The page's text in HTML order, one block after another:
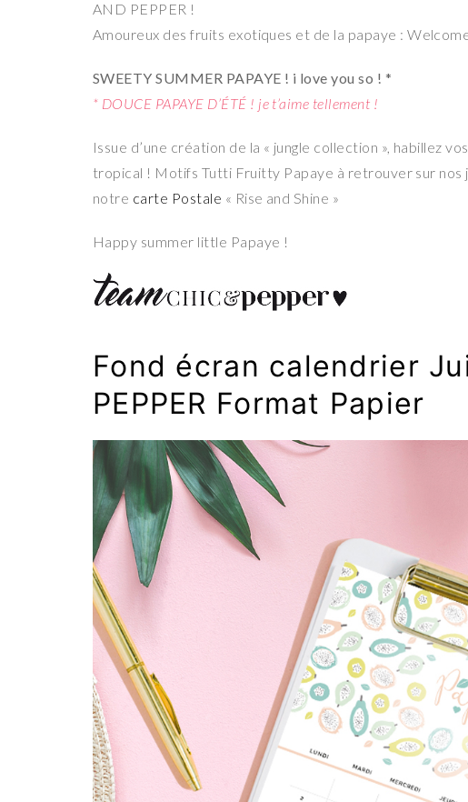
AND PEPPER !
Amoureux des fruits exotiques et de la papaye :
SWEETY SUMMER PAPAYE ! i love you so ! *
* DOUCE PAPAYE D’ÉTÉ ! je t’aime tellement !
Issue d’une création de la « jungle collection », habillez
tropical ! Motifs Tutti Fruitty Papaye à retrouver sur nos
notre carte Postale « Rise and Shine »
Happy summer little Papaye !
Fond écran calendrier
PEPPER Format Papier